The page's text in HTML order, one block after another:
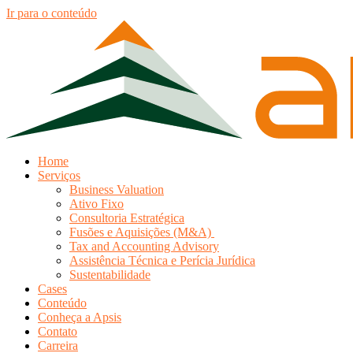
Ir para o conteúdo
Home
Serviços
Business Valuation
Ativo Fixo
Consultoria Estratégica
Fusões e Aquisições (M&A)
Tax and Accounting Advisory
Assistência Técnica e Perícia Jurídica
Sustentabilidade
Cases
Conteúdo
Conheça a Apsis
Contato
Carreira